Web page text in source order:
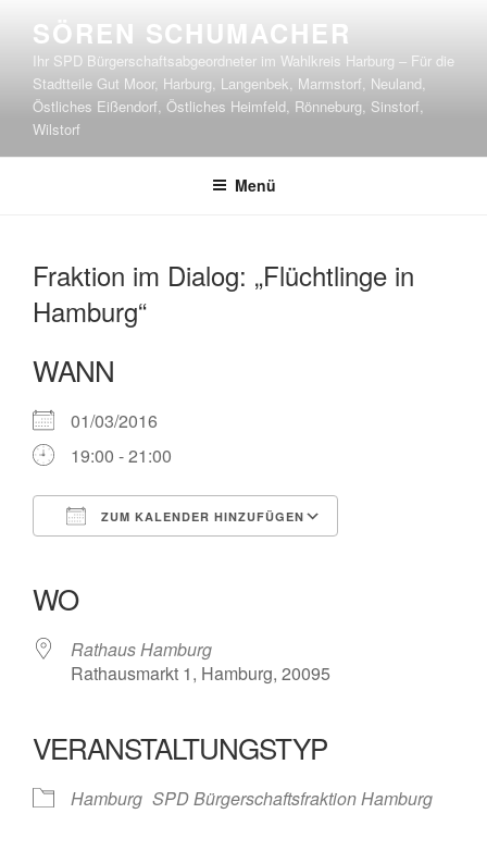
Inhalt
springen
SÖREN SCHUMACHER
Ihr SPD Bürgerschaftsabgeordneter im Wahlkreis Harburg – Für die
Stadtteile Gut Moor, Harburg, Langenbek, Marmstorf, Neuland,
Östliches Eißendorf, Östliches Heimfeld, Rönneburg, Sinstorf,
Wilstorf
Menü
Fraktion im Dialog: „Flüchtlinge in
Hamburg“
WANN
01/03/2016
19:00 - 21:00
ZUM KALENDER HINZUFÜGEN
WO
Rathaus Hamburg
Rathausmarkt 1, Hamburg, 20095
VERANSTALTUNGSTYP
Hamburg SPD Bürgerschaftsfraktion Hamburg